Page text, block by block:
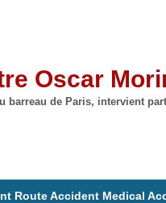
Oscar
barreau de Paris, intervient
Route Accident Medical